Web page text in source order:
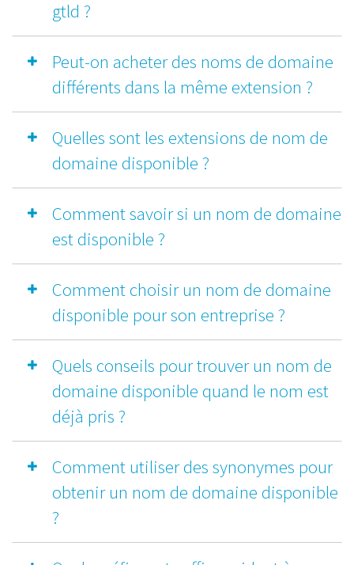
gtld ?
Peut-on acheter des noms de domaine
différents dans la même extension ?
Quelles sont les extensions de nom de
domaine disponible ?
Comment savoir si un nom de domaine
est disponible ?
Comment choisir un nom de domaine
disponible pour son entreprise ?
Quels conseils pour trouver un nom de
domaine disponible quand le nom est
déjà pris ?
Comment utiliser des synonymes pour
obtenir un nom de domaine disponible
?